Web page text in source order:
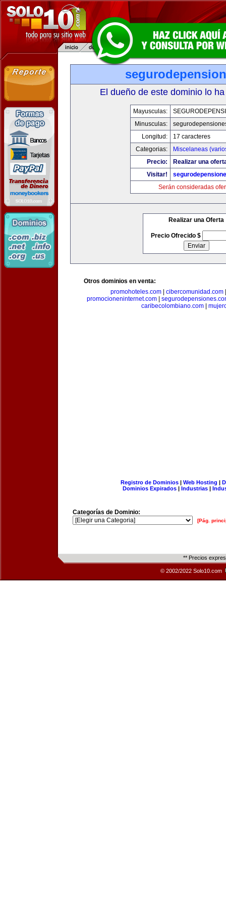
El dueño de este dominio lo
Mayusculas:
Minusculas:
Longitud:
17 caracteres
Categorias:
Miscelaneas
Precio:
Realizar una
Visitar!
Serán consideradas
Realizar una Oferta
Precio Ofrecido $
Otros dominios en venta:
promohoteles.com
cibercomunidad.com
promocioneninternet.com|
caribecolombiano.com|
Registro de Dominios| Web Hosting |
Dominios Expirados | Industrias |
Categorías de Dominio:
[Pág.
** Precios
© 2002/2022 Solo10.com